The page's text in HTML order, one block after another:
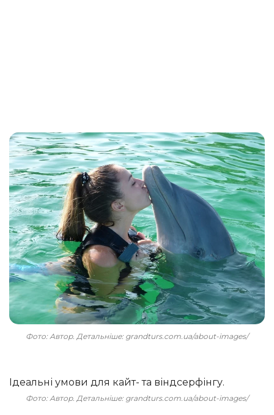
Фото: Автор. Детальніше: grandturs.com.ua/about-images/
Ідеальні умови для кайт- та віндсерфінгу.
Фото: Автор. Детальніше: grandturs.com.ua/about-images/